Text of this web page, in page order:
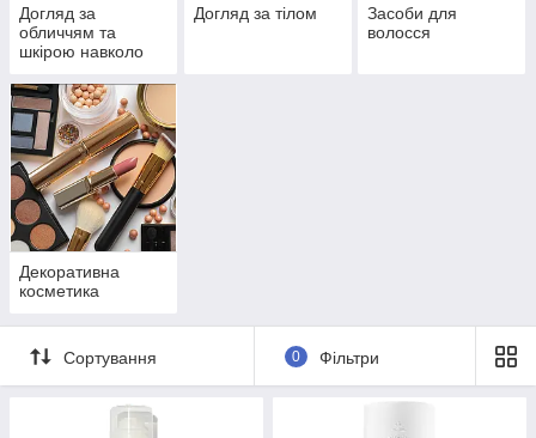
Догляд за
обличчям та
шкірою навколо
Догляд за тілом
Засоби для
волосся
Декоративна
косметика
Сортування 0 Фільтри